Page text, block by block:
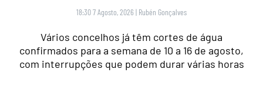
18:30 7 Agosto, 2026 | Rubén Gonçalves
Vários concelhos já têm cortes de água
confirmados para a semana de 10 a 16 de agosto,
com interrupções que podem durar várias horas